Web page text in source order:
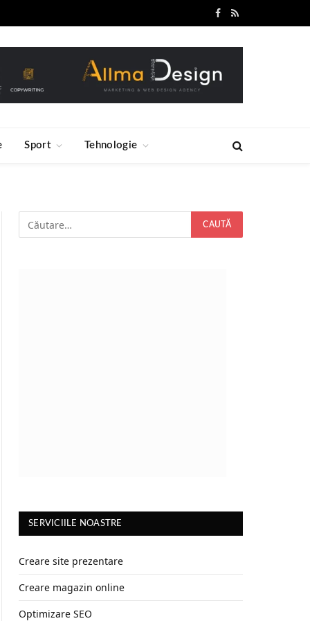
Facebook
RSS
Sport Tehnologie
SERVICIILE NOASTRE
Creare site prezentare
Creare magazin online
Optimizare SEO